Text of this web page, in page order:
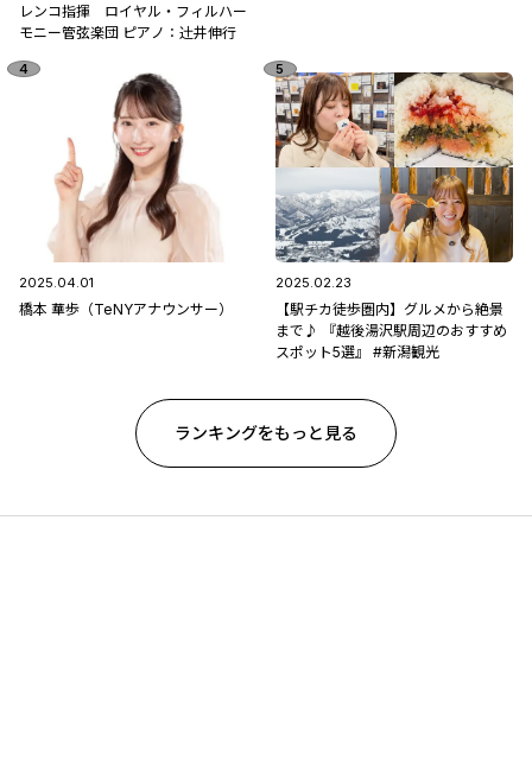
レンコ指揮 ロイヤル・フィルハー
モニー管弦楽団 ピアノ：辻󠄀井伸行
2025.04.01
橋本 華歩（TeNYアナウンサー）
2025.02.23
【駅チカ徒歩圏内】グルメから絶景
まで♪ 『越後湯沢駅周辺のおすすめ
スポット5選』 #新潟観光
ランキングをもっと見る